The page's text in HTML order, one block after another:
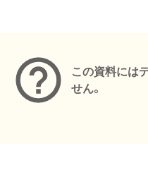
この資料には
せん。